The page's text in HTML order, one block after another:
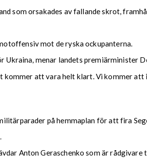
som orsakades av fallande skrot,
mot de ryska ockupanterna.
menar landets premiärminister
kommer att vara helt klart. Vi kommer
på hemmaplan för att fira
Anton Geraschenko som är